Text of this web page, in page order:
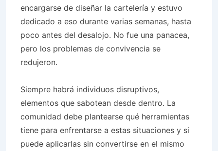
encargarse de diseñar la cartelería y estuvo
dedicado a eso durante varias semanas, hasta
poco antes del desalojo. No fue una panacea,
pero los problemas de convivencia se
redujeron.
Siempre habrá individuos disruptivos,
elementos que sabotean desde dentro. La
comunidad debe plantearse qué herramientas
tiene para enfrentarse a estas situaciones y si
puede aplicarlas sin convertirse en el mismo